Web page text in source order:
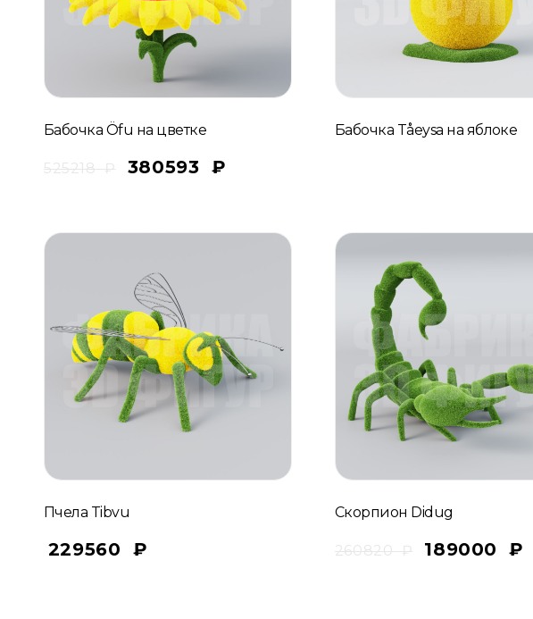
Бабочка Öfu на цветке
525218₽ 380593 ₽
Бабочка Tåeysa на яблоке
Пчела Tibvu
229560 ₽
Скорпион Didug
260820₽ 189000₽